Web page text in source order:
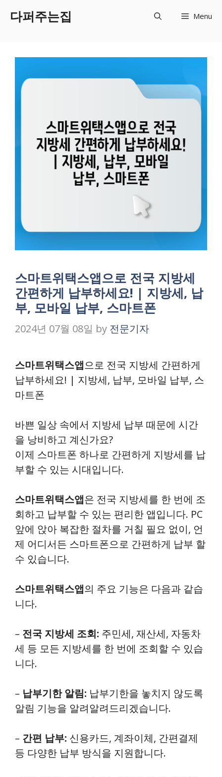
다퍼주는집 Menu
스마트위택스앱으로 전국 지방세
간편하게 납부하세요! | 지방세, 납
부, 모바일 납부, 스마트폰
2024년 07월 08일 by 전문기자
스마트위택스앱으로 전국 지방세 간편하게
납부하세요! | 지방세, 납부, 모바일 납부, 스
마트폰
바쁜 일상 속에서 지방세 납부 때문에 시간
을 낭비하고 계신가요?
이제 스마트폰 하나로 간편하게 지방세를 납
부할 수 있는 시대입니다.
스마트위택스앱은 전국 지방세를 한 번에 조
회하고 납부할 수 있는 편리한 앱입니다. PC
앞에 앉아 복잡한 절차를 거칠 필요 없이, 언
제 어디서든 스마트폰으로 간편하게 납부 할
수 있습니다.
스마트위택스앱의 주요 기능은 다음과 같습
니다.
– 전국 지방세 조회: 주민세, 재산세, 자동차
세 등 모든 지방세를 한 번에 조회할 수 있습
니다.
– 납부기한 알림: 납부기한을 놓치지 않도록
알림 기능을 알려알려드리겠습니다.
– 간편 납부: 신용카드, 계좌이체, 간편결제
등 다양한 납부 방식을 지원합니다.